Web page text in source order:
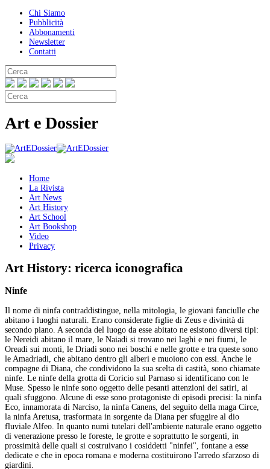
Chi Siamo
Pubblicità
Abbonamenti
Newsletter
Contatti
Art e Dossier
Home
La Rivista
Art News
Art History
Art School
Art Bookshop
Video
Privacy
Art History: ricerca iconografica
Ninfe
Il nome di ninfa contraddistingue, nella mitologia, le giovani fanciulle che
abitano i luoghi naturali. Erano considerate figlie di Zeus e divinità di
secondo piano. A seconda del luogo da esse abitato ne esistono diversi tipi:
le Nereidi abitano il mare, le Naiadi si trovano nei laghi e nei fiumi, le
Oreadi sui monti, le Driadi sono nei boschi e nelle grotte e tra queste sono
le Amadriadi, che abitano dentro gli alberi e muoiono con essi. Anche le
compagne di Diana, che condividono la sua scelta di castità, sono chiamate
ninfe. Le ninfe della grotta di Coricio sul Parnaso si identificano con le
Muse. Spesso le ninfe sono oggetto delle pesanti attenzioni dei satiri, ai
quali sfuggono. Alcune di esse sono protagoniste di episodi precisi: la ninfa
Eco, innamorata di Narciso, la ninfa Canens, del seguito della maga Circe,
la ninfa Aretusa, trasformata in sorgente da Diana per sfuggire al dio
fluviale Alfeo. In quanto numi tutelari dell'ambiente naturale erano oggetto
di venerazione presso le foreste, le grotte e soprattutto le sorgenti, in
prossimità delle quali si costruivano i cosiddetti "ninfei", fontane a esse
dedicate e che in epoca romana e moderna costituirono l'arredo sfarzoso di
giardini.